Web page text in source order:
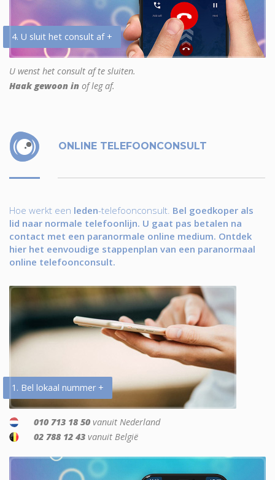
4. U sluit het consult af +
U wenst het consult af te sluiten.
Haak gewoon in of leg af.
ONLINE TELEFOONCONSULT
Hoe werkt een leden-telefoonconsult. Bel goedkoper als
lid naar normale telefoonlijn. U gaat pas betalen na
contact met een paranormale online medium. Ontdek
hier het eenvoudige stappenplan van een paranormaal
online telefoonconsult.
1. Bel lokaal nummer +
010 713 18 50 vanuit Nederland
02 788 12 43 vanuit België